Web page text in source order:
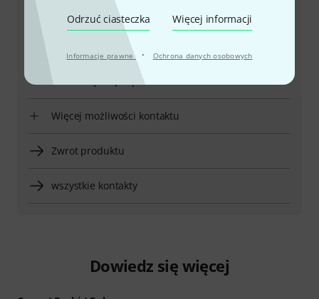
Odrzuć ciasteczka Więcej informacji
Informacje prawne · Ochrona danych osobowych
Godziny otwarcia (CEST - Czas
środkowoeuropejski letni)
Umów się na połączenie zwrotne
Więcej możliwości kontaktu
Zwrot produktu
wszystkie kontakty
Dowiedz się więcej